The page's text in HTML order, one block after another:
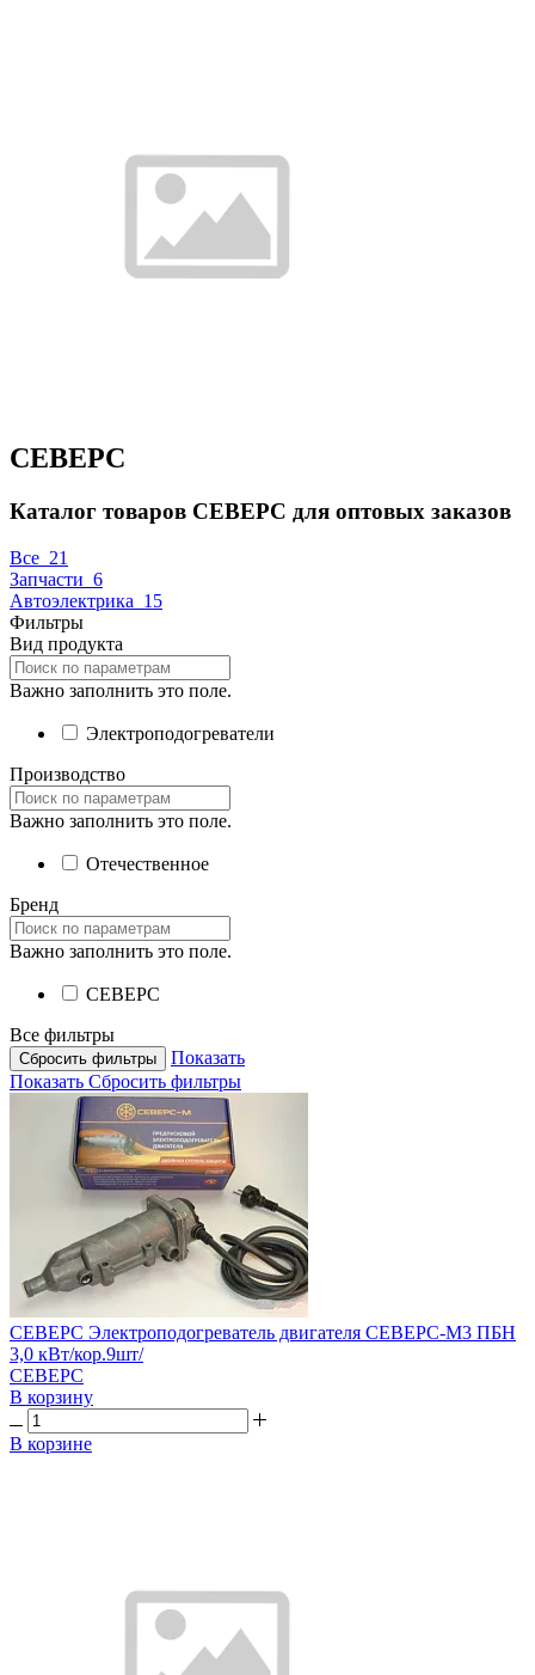
СЕВЕРС
Каталог товаров СЕВЕРС для оптовых заказов
Все 21
Запчасти 6
Автоэлектрика 15
Фильтры
Вид продукта
Важно заполнить это поле.
Электроподогреватели
Производство
Важно заполнить это поле.
Отечественное
Бренд
Важно заполнить это поле.
СЕВЕРС
Все фильтры
Сбросить фильтры
Показать
Показать Сбросить фильтры
СЕВЕРС Электроподогреватель двигателя СЕВЕРС-М3 ПБН
3,0 кВт/кор.9шт/
СЕВЕРС
В корзину
В корзине